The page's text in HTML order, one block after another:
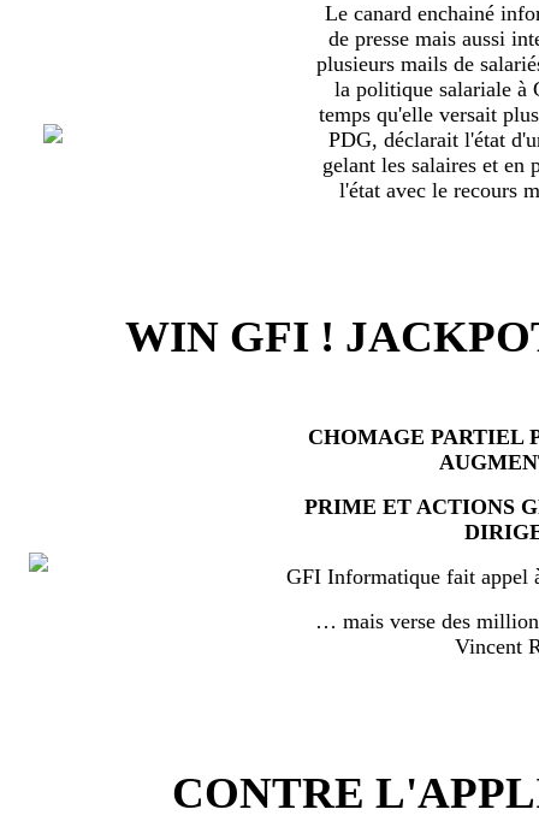
Le canard enchainé
de presse mais aussi
plusieurs mails de
la politique salariale à
temps qu'elle versait
PDG, déclarait l'état
gelant les salaires et en
l'état avec le recours
WIN GFI !
CHOMAGE PARTIEL
PRIME ET ACTIONS
GFI Informatique fait appel
… mais verse des
Vincent
CONTRE